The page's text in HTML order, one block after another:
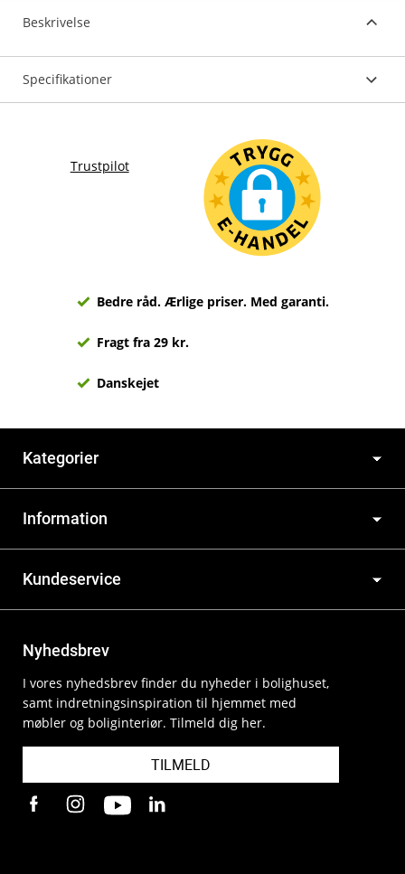
Beskrivelse
Specifikationer
Trustpilot
Bedre råd. Ærlige priser. Med garanti.
Fragt fra 29 kr.
Danskejet
Kategorier
Information
Kundeservice
Nyhedsbrev
I vores nyhedsbrev finder du nyheder i bolighuset,
samt indretningsinspiration til hjemmet med
møbler og boliginteriør. Tilmeld dig her.
TILMELD